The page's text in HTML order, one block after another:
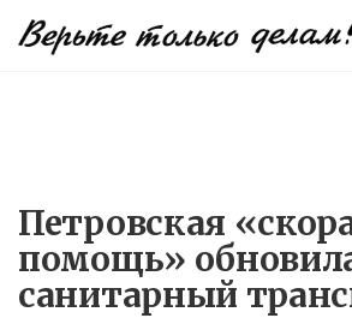
Петровская
помощь»
санитарный